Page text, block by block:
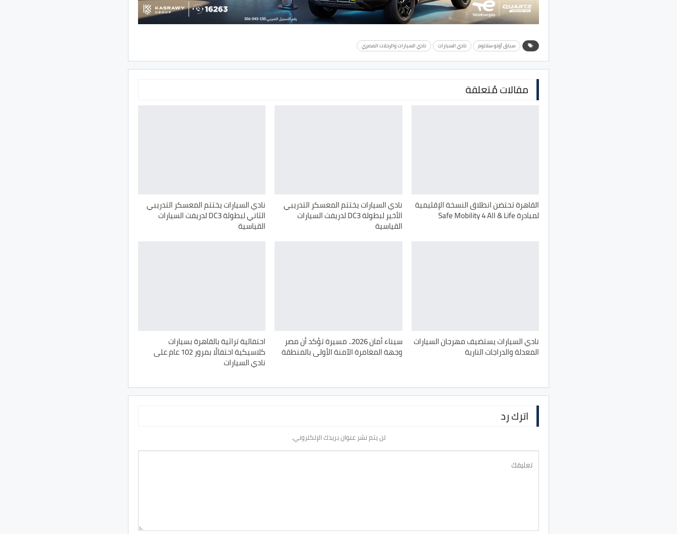
سباق أوتو سلالوم نادي السيارات نادي السيارات والرحلات المصري
مقالات مُتعلقة
القاهرة تحتضن انطلاق النسخة الإقليمية
لمبادرة Safe Mobility 4 All & Life
نادي السيارات يختتم المعسكر التدريبي
الأخير لبطولة ‏DC3‎‏ لدريفت ‏السيارات
القياسية
نادي السيارات يختتم المعسكر التدريبي
الثاني لبطولة ‏DC3‎ ‏لدريفت السيارات
القياسية
نادي السيارات يستضيف مهرجان السيارات
المعدلة والدراجات النارية
سيناء أمان 2026.. مسيرة تؤكد أن مصر
وجهة المغامرة الآمنة الأولى بالمنطقة
احتفالية تراثية بالقاهرة بسيارات
كلاسيكية احتفالًا بمرور 102 عام على
نادي السيارات
اترك رد
لن يتم نشر عنوان بريدك الإلكتروني.